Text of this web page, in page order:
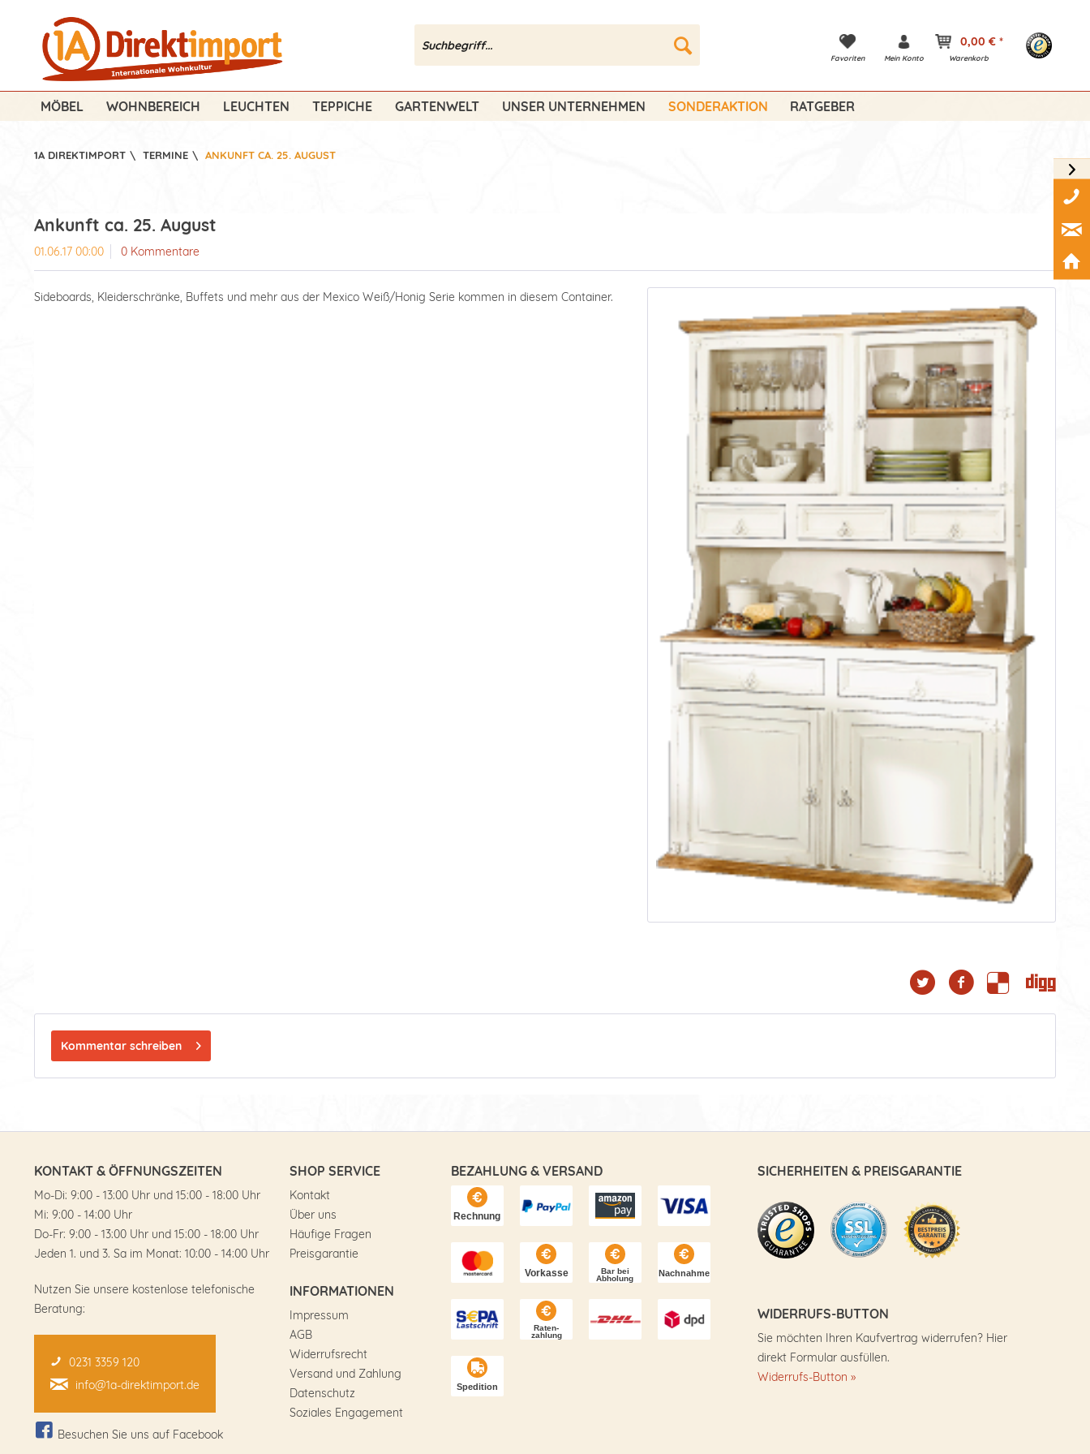
Favoriten Mein Konto
0,00 € *
Warenkorb
MÖBEL WOHNBEREICH LEUCHTEN TEPPICHE GARTENWELT UNSER UNTERNEHMEN SONDERAKTION RATGEBER
1A DIREKTIMPORT \ TERMINE \ ANKUNFT CA. 25. AUGUST
Ankunft ca. 25. August
01.06.17 00:00 0 Kommentare
Sideboards, Kleiderschränke, Buffets und mehr aus der Mexico Weiß/Honig Serie kommen in diesem Container.
Kommentar schreiben
KONTAKT & ÖFFNUNGSZEITEN
Mo-Di: 9:00 - 13:00 Uhr und 15:00 - 18:00 Uhr
Mi: 9:00 - 14:00 Uhr
Do-Fr: 9:00 - 13:00 Uhr und 15:00 - 18:00 Uhr
Jeden 1. und 3. Sa im Monat: 10:00 - 14:00 Uhr
Nutzen Sie unsere kostenlose telefonische
Beratung:
0231 3359 120
info@1a-direktimport.de
Besuchen Sie uns auf Facebook
SHOP SERVICE
Kontakt
Über uns
Häufige Fragen
Preisgarantie
INFORMATIONEN
Impressum
AGB
Widerrufsrecht
Versand und Zahlung
Datenschutz
Soziales Engagement
BEZAHLUNG & VERSAND SICHERHEITEN & PREISGARANTIE
WIDERRUFS-BUTTON
Sie möchten Ihren Kaufvertrag widerrufen? Hier
direkt Formular ausfüllen.
Widerrufs-Button »